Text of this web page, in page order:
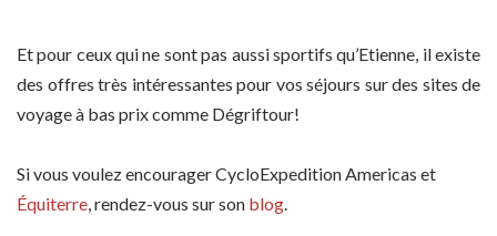
Et pour ceux qui ne sont pas aussi sportifs qu’Etienne, il existe
des offres très intéressantes pour vos séjours sur des sites de
voyage à bas prix comme Dégriftour!
Si vous voulez encourager CycloExpedition Americas et
Équiterre, rendez-vous sur son blog.